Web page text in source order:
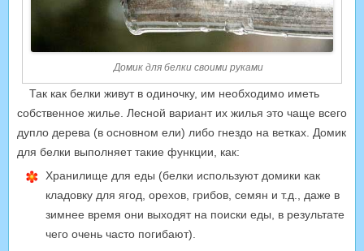
Домик для белки своими руками
Так как белки живут в одиночку, им необходимо иметь
собственное жилье. Лесной вариант их жилья это чаще всего
дупло дерева (в основном ели) либо гнездо на ветках. Домик
для белки выполняет такие функции, как:
Хранилище для еды (белки используют домики как
кладовку для ягод, орехов, грибов, семян и т.д., даже в
зимнее время они выходят на поиски еды, в результате
чего очень часто погибают).